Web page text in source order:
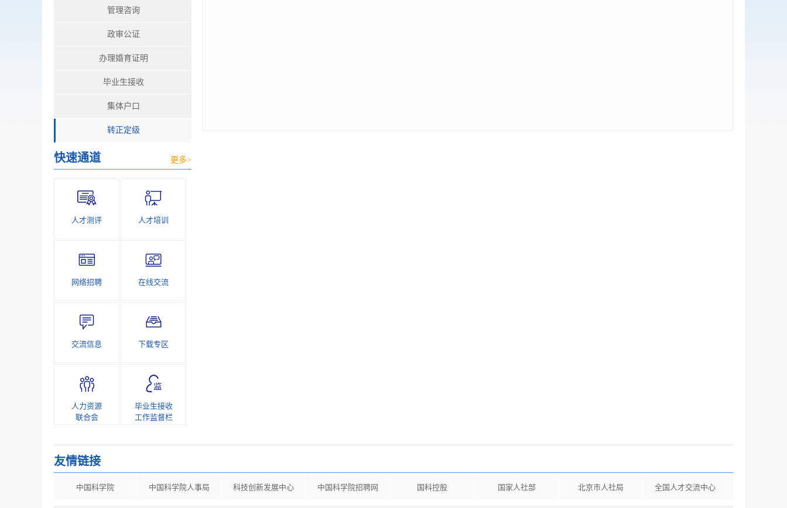
管理咨询
政审公证
办理婚育证明
毕业生接收
集体户口
转正定级
快速通道 更多>
人才测评 人才培训
网络招聘 在线交流
交流信息 下载专区
人力资源
联合会
毕业生接收
工作监督栏
友情链接
中国科学院 中国科学院人事局 科技创新发展中心 中国科学院招聘网 国科控股 国家人社部 北京市人社局 全国人才交流中心